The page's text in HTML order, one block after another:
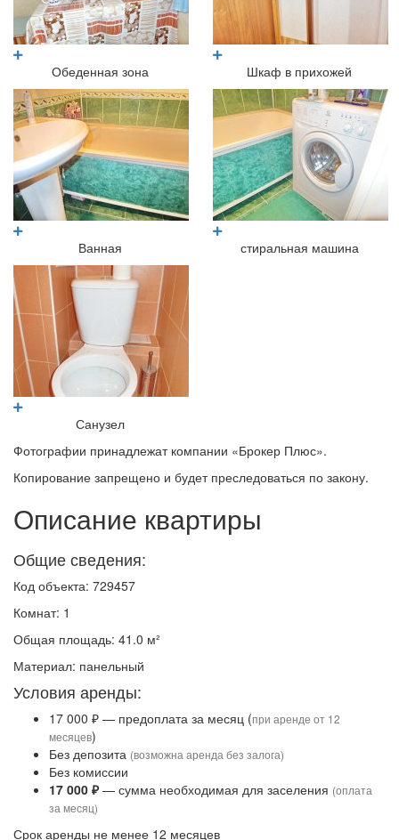
Обеденная зона Шкаф в прихожей
Ванная стиральная машина
Санузел
Фотографии принадлежат компании «Брокер Плюс».
Копирование запрещено и будет преследоваться по закону.
Описание квартиры
Общие сведения:
Код объекта: 729457
Комнат: 1
Общая площадь: 41.0 м²
Материал: панельный
Условия аренды:
17 000 ₽ — предоплата за месяц (при аренде от 12
месяцев)
Без депозита (возможна аренда без залога)
Без комиссии
17 000 ₽— сумма необходимая для заселения (оплата
за месяц)
Срок аренды не менее 12 месяцев